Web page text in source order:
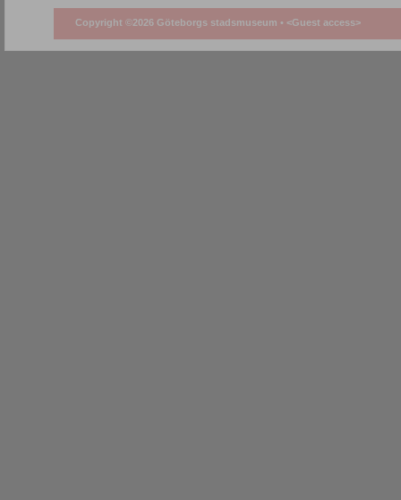
Copyright ©2026 Göteborgs stadsmuseum • <Guest access>